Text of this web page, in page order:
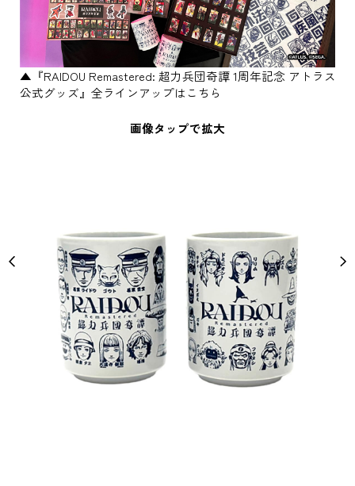
▲『RAIDOU Remastered: 超力兵団奇譚 1周年記念 アトラス
公式グッズ』全ラインアップはこちら
画像タップで拡大